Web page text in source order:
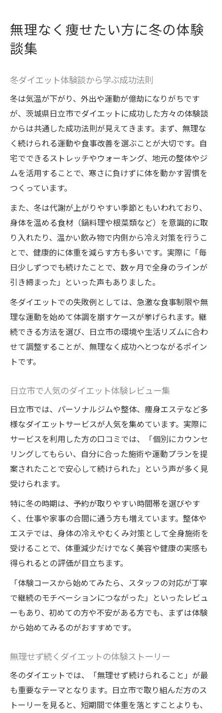
無理なく痩せたい方に冬の体験
談集
冬ダイエット体験談から学ぶ成功法則
冬は気温が下がり、外出や運動が億劫になりがちです
が、茨城県日立市でダイエットに成功した方々の体験談
からは共通した成功法則が見えてきます。まず、無理な
く続けられる運動や食事改善を選ぶことが大切です。自
宅でできるストレッチやウォーキング、地元の整体やジ
ムを活用することで、寒さに負けずに体を動かす習慣を
つくっています。
また、冬は代謝が上がりやすい季節ともいわれており、
身体を温める食材（鍋料理や根菜類など）を意識的に取
り入れたり、温かい飲み物で内側から冷え対策を行うこ
とで、健康的に体重を減らす方も多いです。実際に「毎
日少しずつでも続けたことで、数ヶ月で全身のラインが
引き締まった」といった声もありました。
冬ダイエットでの失敗例としては、急激な食事制限や無
理な運動を始めて体調を崩すケースが挙げられます。継
続できる方法を選び、日立市の環境や生活リズムに合わ
せて調整することが、無理なく成功へとつながるポイン
トです。
日立市で人気のダイエット体験レビュー集
日立市では、パーソナルジムや整体、痩身エステなど多
様なダイエットサービスが人気を集めています。実際に
サービスを利用した方の口コミでは、「個別にカウンセ
リングしてもらい、自分に合った施術や運動プランを提
案されたことで安心して続けられた」という声が多く見
受けられます。
特に冬の時期は、予約が取りやすい時間帯を選びやす
く、仕事や家事の合間に通う方も増えています。整体や
エステでは、身体の冷えやむくみ対策として全身施術を
受けることで、体重減少だけでなく美容や健康の実感も
得られるとの評価が目立ちます。
「体験コースから始めてみたら、スタッフの対応が丁寧
で継続のモチベーションにつながった」といったレビュ
ーもあり、初めての方や不安がある方でも、まずは体験
から始めてみるのがおすすめです。
無理せず続くダイエットの体験ストーリー
冬のダイエットでは、「無理せず続けられること」が最
も重要なテーマとなります。日立市で取り組んだ方のス
トーリーを見ると、短期間で体重を落とすことよりも、